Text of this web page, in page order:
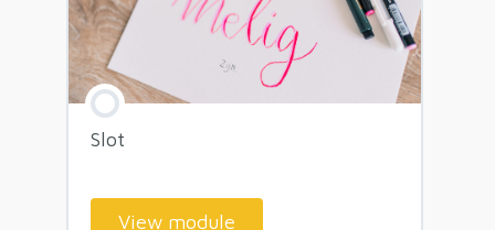
Verjaardagskaart met tape
Slot
View module